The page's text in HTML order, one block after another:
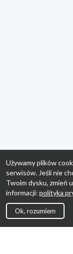
Używamy plików
serwisów. Jeśli nie
Twoim dysku, zmień
informacji: polityka
Ok, rozumiem